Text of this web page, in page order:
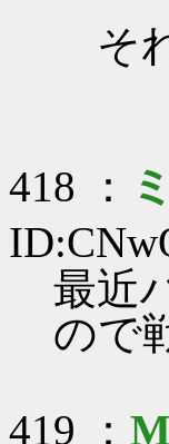
そ
418 ：
最近
ので
419 ：